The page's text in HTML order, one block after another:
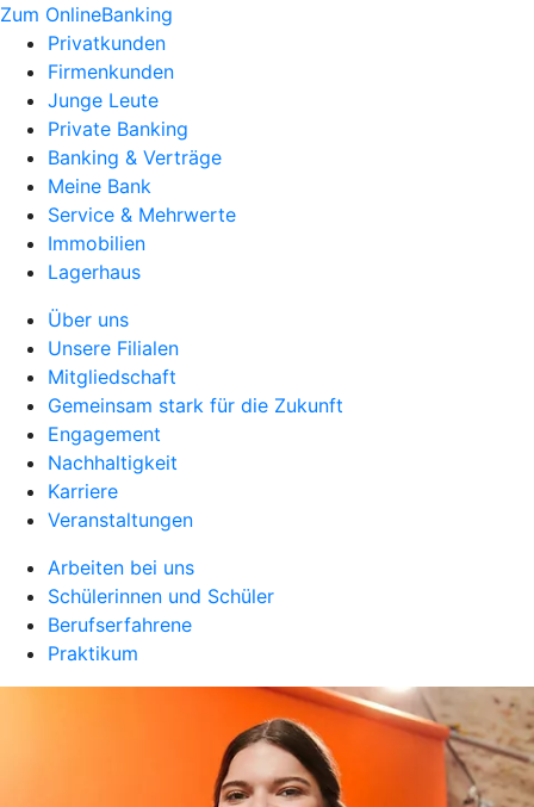
Zum OnlineBanking
Privatkunden
Firmenkunden
Junge Leute
Private Banking
Banking & Verträge
Meine Bank
Service & Mehrwerte
Immobilien
Lagerhaus
Über uns
Unsere Filialen
Mitgliedschaft
Gemeinsam stark für die Zukunft
Engagement
Nachhaltigkeit
Karriere
Veranstaltungen
Arbeiten bei uns
Schülerinnen und Schüler
Berufserfahrene
Praktikum